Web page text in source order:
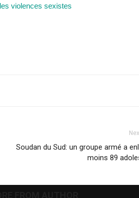
violences sexistes
Soudan du Sud: un groupe armé a
moins 89